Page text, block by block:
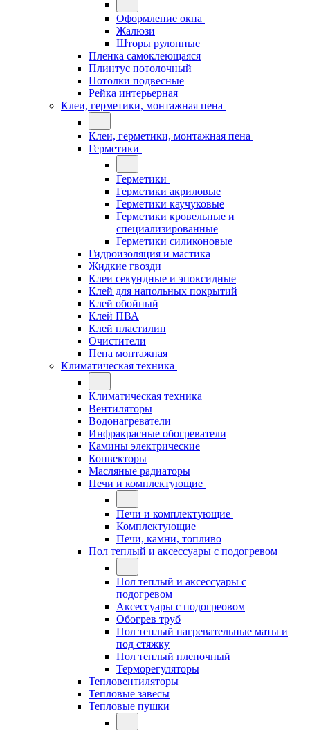
Оформление окна
Жалюзи
Шторы рулонные
Пленка самоклеющаяся
Плинтус потолочный
Потолки подвесные
Рейка интерьерная
Клеи, герметики, монтажная пена
Клеи, герметики, монтажная пена
Герметики
Герметики
Герметики акриловые
Герметики каучуковые
Герметики кровельные и
специализированные
Герметики силиконовые
Гидроизоляция и мастика
Жидкие гвозди
Клеи секундные и эпоксидные
Клей для напольных покрытий
Клей обойный
Клей ПВА
Клей пластилин
Очистители
Пена монтажная
Климатическая техника
Климатическая техника
Вентиляторы
Водонагреватели
Инфракрасные обогреватели
Камины электрические
Конвекторы
Масляные радиаторы
Печи и комплектующие
Печи и комплектующие
Комплектующие
Печи, камни, топливо
Пол теплый и аксессуары с подогревом
Пол теплый и аксессуары с
подогревом
Аксессуары с подогреовом
Обогрев труб
Пол теплый нагревательные маты и
под стяжку
Пол теплый пленочный
Терморегуляторы
Тепловентиляторы
Тепловые завесы
Тепловые пушки